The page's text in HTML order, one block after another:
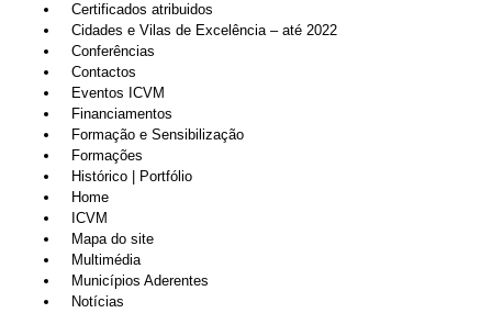
Certificados atribuidos
Cidades e Vilas de Excelência – até 2022
Conferências
Contactos
Eventos ICVM
Financiamentos
Formação e Sensibilização
Formações
Histórico | Portfólio
Home
ICVM
Mapa do site
Multimédia
Municípios Aderentes
Notícias